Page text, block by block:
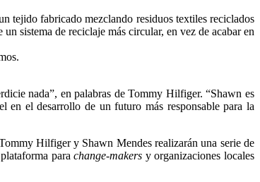
tejido fabricado mezclando residuos textiles reciclados
sistema de reciclaje más circular, en vez de acabar en
nada”, en palabras de Tommy Hilfiger. “Shawn es
en el desarrollo de un futuro más responsable para la
Hilfiger y Shawn Mendes realizarán una serie de
parachange-makers y organizaciones locales